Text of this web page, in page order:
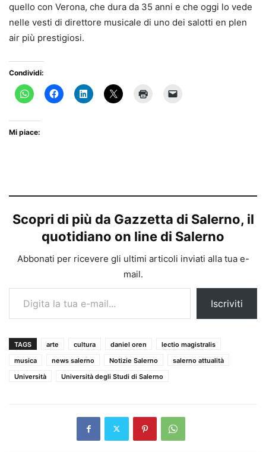
quello con Verona, che dura da 35 anni e che oggi lo vede
nelle vesti di direttore musicale di uno dei salotti en plen
air più prestigiosi.
Condividi:
Mi piace:
Scopri di più da Gazzetta di Salerno, il
quotidiano on line di Salerno
Abbonati per ricevere gli ultimi articoli inviati alla tua e-
mail.
Digita la tua e-mail...
Iscriviti
TAGS arte cultura daniel oren
lectio magistralis
musica
news salerno Notizie Salerno
salerno attualità
Università
Università degli Studi di Salerno